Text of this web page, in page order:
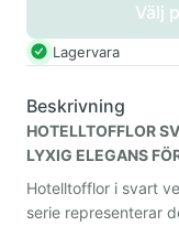
Välj
Lagervara
Beskrivning
HOTELLTOFFLOR
LYXIG ELEGANS
Hotelltofflor i svart
serie representerar